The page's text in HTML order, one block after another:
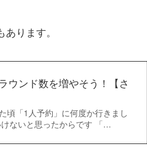
ります。
ウンド数を増やそう！【さ
頃「1人予約」に何度か行きまし
ないと思ったからです 「…